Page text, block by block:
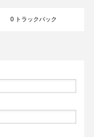
0 トラックバック